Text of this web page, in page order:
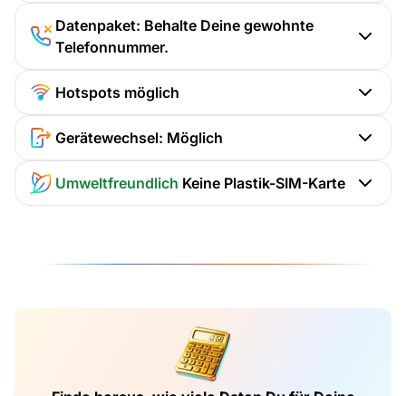
Datenpaket: Behalte Deine gewohnte
Telefonnummer.
Hotspots möglich
Gerätewechsel: Möglich
Umweltfreundlich Keine Plastik-SIM-Karte